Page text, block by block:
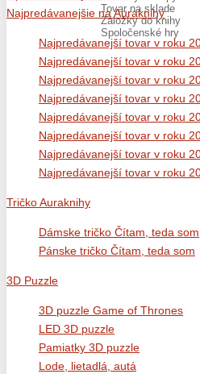
Tovar na sklade
Záložky do knihy
Spoločenské hry
Najpredávanejšie na Auraknihy
Najpredávanejší tovar v roku
Najpredávanejší tovar v roku
Najpredávanejší tovar v roku
Najpredávanejší tovar v roku
Najpredávanejší tovar v roku
Najpredávanejší tovar v roku
Najpredávanejší tovar v roku
Najpredávanejší tovar v roku
Tričko Auraknihy
Dámske tričko Čítam, teda som
Pánske tričko Čítam, teda som
3D Puzzle
3D puzzle Game of Thrones
LED 3D puzzle
Pamiatky 3D puzzle
Lode, lietadlá, autá